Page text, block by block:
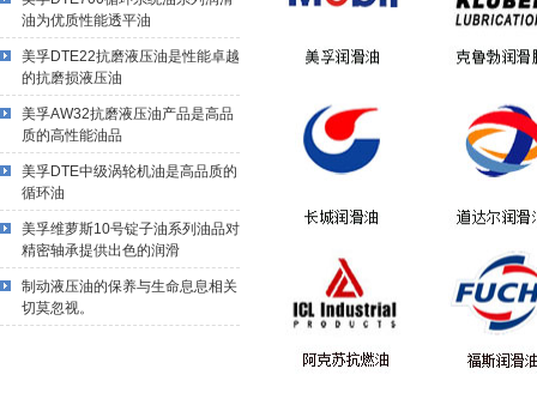
油为优质性能透平油
美孚DTE22抗磨液压油是性能卓越
的抗磨损液压油
美孚AW32抗磨液压油产品是高品
质的高性能油品
美孚DTE中级涡轮机油是高品质的
循环油
美孚维萝斯10号锭子油系列油品对
精密轴承提供出色的润滑
制动液压油的保养与生命息息相关
切莫忽视。